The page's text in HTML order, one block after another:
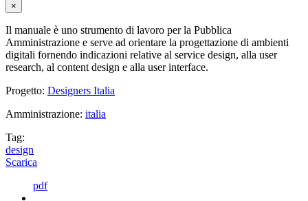
×
Il manuale è uno strumento di lavoro per la Pubblica
Amministrazione e serve ad orientare la progettazione di ambienti
digitali fornendo indicazioni relative al service design, alla user
research, al content design e alla user interface.
Progetto: Designers Italia
Amministrazione: italia
Tag:
design
Scarica
pdf